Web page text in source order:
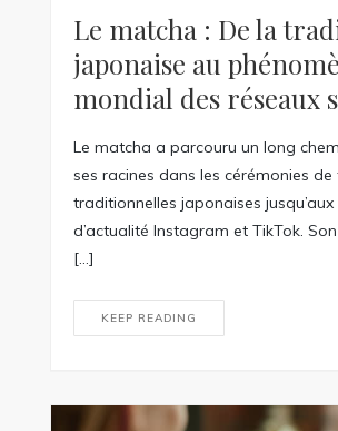
Le matcha : De la
japonaise au
mondial des réseaux
Le matcha a parcouru un long
ses racines dans les cérémonies de
traditionnelles japonaises jusqu’aux
d’actualité Instagram et TikTok.
[…]
KEEP READING